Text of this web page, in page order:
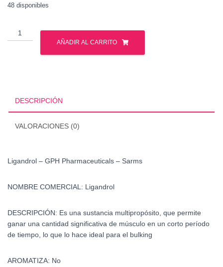
48 disponibles
Ligandrol
-
AÑADIR AL CARRITO
DESCRIPCIÓN
VALORACIONES (0)
Ligandrol – GPH Pharmaceuticals – Sarms
NOMBRE COMERCIAL: Ligandrol
DESCRIPCIÓN: Es una sustancia multipropósito, que permite
ganar una cantidad significativa de músculo en un corto período
de tiempo, lo que lo hace ideal para el bulking
AROMATIZA: No